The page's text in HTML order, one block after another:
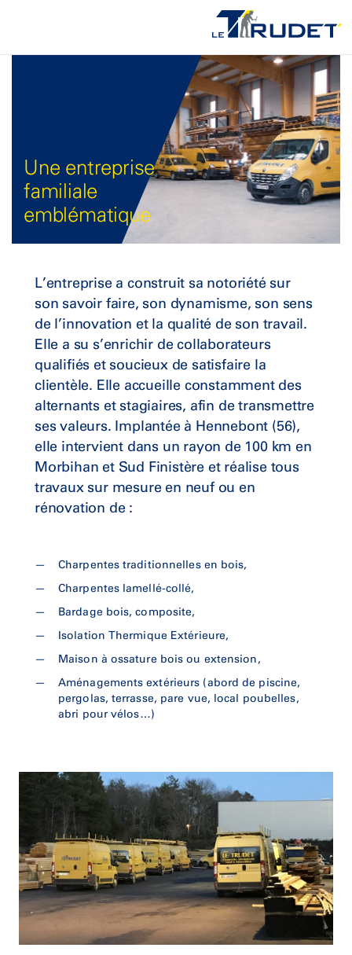
Une entreprise
familiale
emblématique
L’entreprise a construit sa notoriété sur
son savoir faire, son dynamisme, son sens
de l’innovation et la qualité de son travail.
Elle a su s’enrichir de collaborateurs
qualifiés et soucieux de satisfaire la
clientèle. Elle accueille constamment des
alternants et stagiaires, afin de transmettre
ses valeurs. Implantée à Hennebont (56),
elle intervient dans un rayon de 100 km en
Morbihan et Sud Finistère et réalise tous
travaux sur mesure en neuf ou en
rénovation de :
Charpentes traditionnelles en bois,
Charpentes lamellé-collé,
Bardage bois, composite,
Isolation Thermique Extérieure,
Maison à ossature bois ou extension,
Aménagements extérieurs (abord de piscine,
pergolas, terrasse, pare vue, local poubelles,
abri pour vélos…)